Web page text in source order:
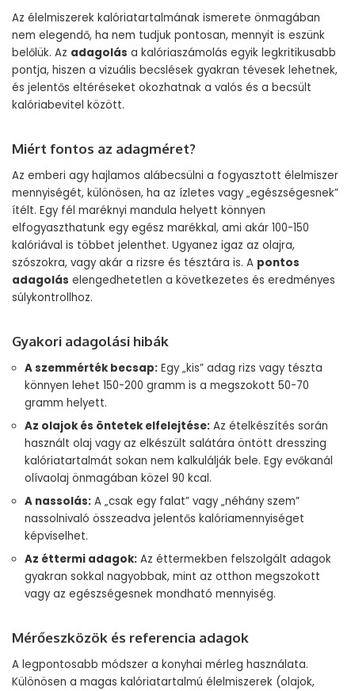
Az élelmiszerek kalóriatartalmának ismerete önmagában
nem elegendő, ha nem tudjuk pontosan, mennyit is eszünk
belőlük. Az adagolás a kalóriaszámolás egyik legkritikusabb
pontja, hiszen a vizuális becslések gyakran tévesek lehetnek,
és jelentős eltéréseket okozhatnak a valós és a becsült
kalóriabevitel között.
Miért fontos az adagméret?
Az emberi agy hajlamos alábecsülni a fogyasztott élelmiszer
mennyiségét, különösen, ha az ízletes vagy „egészségesnek”
ítélt. Egy fél maréknyi mandula helyett könnyen
elfogyaszthatunk egy egész marékkal, ami akár 100-150
kalóriával is többet jelenthet. Ugyanez igaz az olajra,
szószokra, vagy akár a rizsre és tésztára is. A pontos
adagolás elengedhetetlen a következetes és eredményes
súlykontrollhoz.
Gyakori adagolási hibák
A szemmérték becsap: Egy „kis” adag rizs vagy tészta
könnyen lehet 150-200 gramm is a megszokott 50-70
gramm helyett.
Az olajok és öntetek elfelejtése: Az ételkészítés során
használt olaj vagy az elkészült salátára öntött dresszing
kalóriatartalmát sokan nem kalkulálják bele. Egy evőkanál
olívaolaj önmagában közel 90 kcal.
A nassolás: A „csak egy falat” vagy „néhány szem”
nassolnivaló összeadva jelentős kalóriamennyiséget
képviselhet.
Az éttermi adagok: Az éttermekben felszolgált adagok
gyakran sokkal nagyobbak, mint az otthon megszokott
vagy az egészségesnek mondható mennyiség.
Mérőeszközök és referencia adagok
A legpontosabb módszer a konyhai mérleg használata.
Különösen a magas kalóriatartalmú élelmiszerek (olajok,